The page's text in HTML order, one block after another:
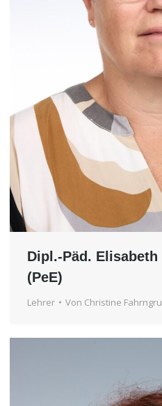
Dipl.-Päd. Elisabeth
(PeE)
Lehrer Von Christine